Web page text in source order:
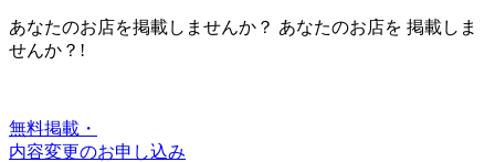
あなたのお店を掲載しませんか？ あなたのお店を 掲載しま
せんか？!
無料掲載・
内容変更のお申し込み